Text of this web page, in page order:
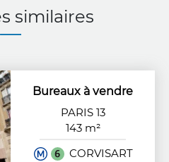
similaires
Bureaux à vendre
PARIS 13
143 m²
CORVISART